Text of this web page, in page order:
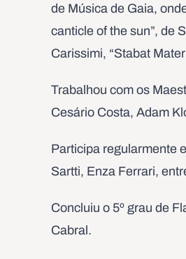
de Música de Gaia,
canticle of the sun”, de
Carissimi, “Stabat
Trabalhou com os
Cesário Costa, Adam
Participa regularmente
Sartti, Enza Ferrari,
Concluiu o 5º grau de
Cabral.